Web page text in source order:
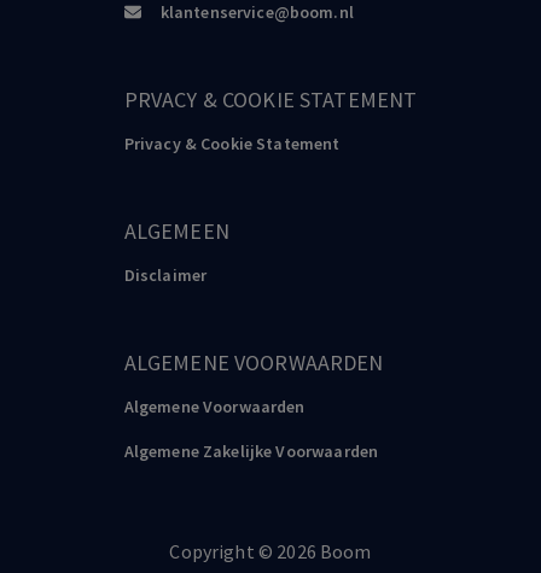
klantenservice@boom.nl
PRVACY & COOKIE STATEMENT
Privacy & Cookie Statement
ALGEMEEN
Disclaimer
ALGEMENE VOORWAARDEN
Algemene Voorwaarden
Algemene Zakelijke Voorwaarden
Copyright ©️ 2026 Boom